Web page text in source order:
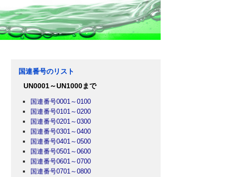
国連番号のリスト
UN0001～UN1000まで
国連番号0001～0100
国連番号0101～0200
国連番号0201～0300
国連番号0301～0400
国連番号0401～0500
国連番号0501～0600
国連番号0601～0700
国連番号0701～0800